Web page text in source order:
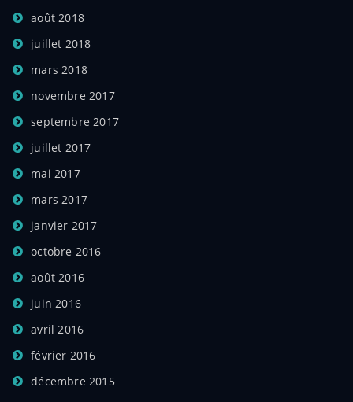
août 2018
juillet 2018
mars 2018
novembre 2017
septembre 2017
juillet 2017
mai 2017
mars 2017
janvier 2017
octobre 2016
août 2016
juin 2016
avril 2016
février 2016
décembre 2015